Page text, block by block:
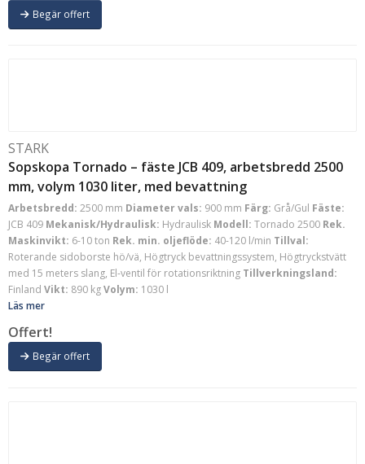
Begär offert
STARK
Sopskopa Tornado – fäste JCB 409, arbetsbredd 2500
mm, volym 1030 liter, med bevattning
Arbetsbredd: 2500 mm Diameter vals: 900 mm Färg: Grå/Gul Fäste:
JCB 409 Mekanisk/Hydraulisk: Hydraulisk Modell: Tornado 2500 Rek.
Maskinvikt: 6-10 ton Rek. min. oljeflöde: 40-120 l/min Tillval:
Roterande sidoborste hö/vä, Högtryck bevattningssystem, Högtryckstvätt
med 15 meters slang, El-ventil för rotationsriktning Tillverkningsland:
Finland Vikt: 890 kgVolym: 1030 l
Läs mer
Offert!
Begär offert